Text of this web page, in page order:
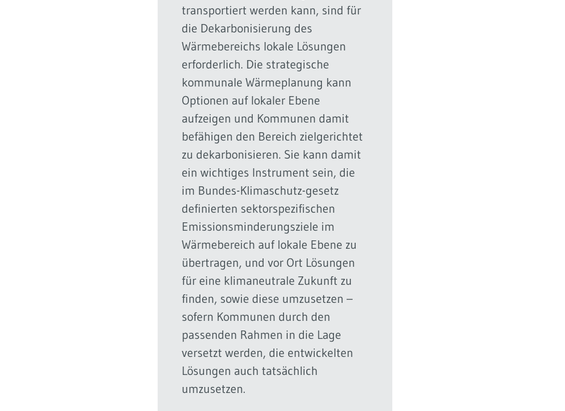
transportiert werden kann, sind für
die Dekarbonisierung des
Wärmebereichs lokale Lösungen
erforderlich. Die strategische
kommunale Wärmeplanung kann
Optionen auf lokaler Ebene
aufzeigen und Kommunen damit
befähigen den Bereich zielgerichtet
zu dekarbonisieren. Sie kann damit
ein wichtiges Instrument sein, die
im Bundes-Klimaschutz-gesetz
definierten sektorspezifischen
Emissionsminderungsziele im
Wärmebereich auf lokale Ebene zu
übertragen, und vor Ort Lösungen
für eine klimaneutrale Zukunft zu
finden, sowie diese umzusetzen –
sofern Kommunen durch den
passenden Rahmen in die Lage
versetzt werden, die entwickelten
Lösungen auch tatsächlich
umzusetzen.